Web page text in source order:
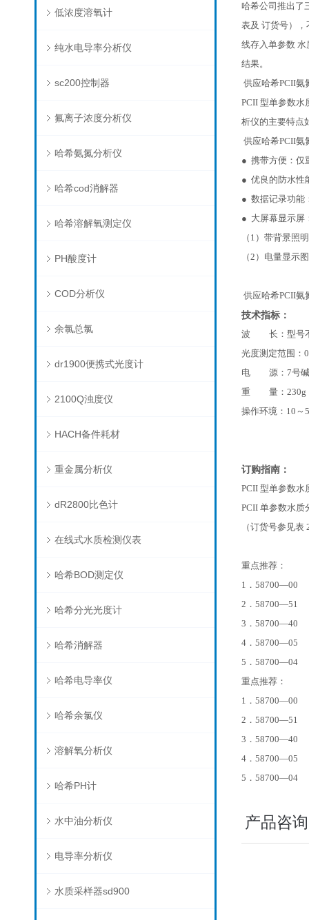
低浓度溶氧计
纯水电导率分析仪
sc200控制器
氟离子浓度分析仪
哈希氨氮分析仪
哈希cod消解器
哈希溶解氧测定仪
PH酸度计
COD分析仪
余氯总氯
dr1900便携式光度计
2100Q浊度仪
HACH备件耗材
重金属分析仪
dR2800比色计
在线式水质检测仪表
哈希BOD测定仪
哈希分光光度计
哈希消解器
哈希电导率仪
哈希余氯仪
溶解氧分析仪
哈希PH计
水中油分析仪
电导率分析仪
水质采样器sd900
哈希公司推出了
表及 订货号）
线存入单参数
结果。
供应哈希PCII氨
PCII 型单参数水
析仪的主要特点
供应哈希PCII氨
● 携带方便：仅
● 优良的防水性
● 数据记录功能
● 大屏幕显示屏
（1）带背景照
（2）电量显示
供应哈希PCII氨
技术指标：
波 长：型号
光度测定范围：
电 源：7号碱
重 量：230g
操作环境：10～
订购指南：
PCII 型单参数水
PCII 单参数水质
（订货号参见
重点推荐：
1．58700—00
2．58700—51
3．58700—40
4．58700—05
5．58700—04
重点推荐：
1．58700—00
2．58700—51
3．58700—40
4．58700—05
5．58700—04
产品咨询